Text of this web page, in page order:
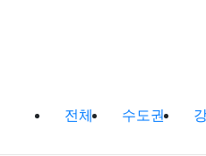
바다낚시,원투낚
전체 수도권